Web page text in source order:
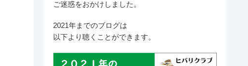
ご迷惑をおかけしました。
2021年までのブログは
以下より聴くことができます。